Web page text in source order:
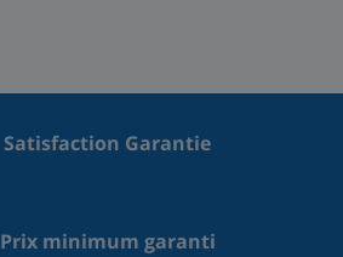
Satisfaction Garantie
Prix minimum garanti